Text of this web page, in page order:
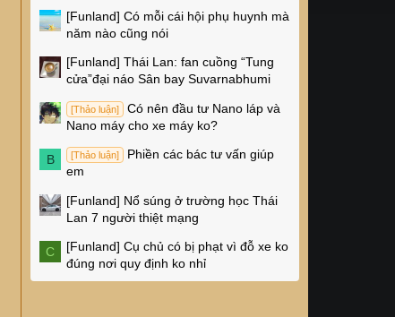
[Funland] Có mỗi cái hội phụ huynh mà
năm nào cũng nói
[Funland] Thái Lan: fan cuồng “Tung
cửa”đại náo Sân bay Suvarnabhumi
[Thảo luận]
Có nên đầu tư Nano láp và
Nano máy cho xe máy ko?
B [Thảo luận]
Phiền các bác tư vấn giúp
em
[Funland] Nổ súng ở trường học Thái
Lan 7 người thiệt mạng
C [Funland] Cụ chủ có bị phạt vì đỗ xe ko
đúng nơi quy định ko nhỉ